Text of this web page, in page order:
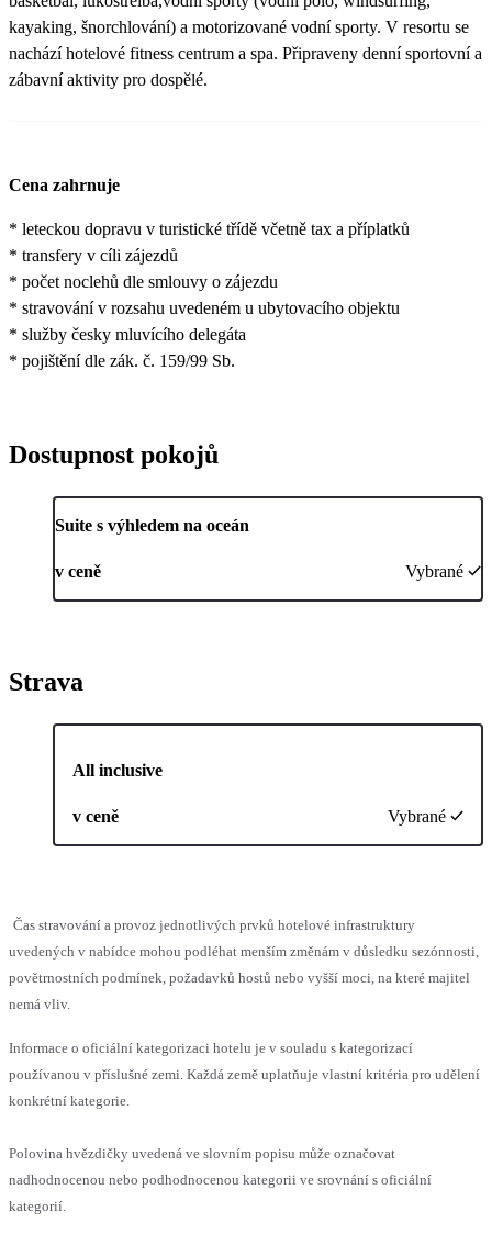
kayaking, šnorchlování) a motorizované vodní sporty. V resortu se
nachází hotelové fitness centrum a spa. Připraveny denní sportovní a
zábavní aktivity pro dospělé.
Cena zahrnuje
* leteckou dopravu v turistické třídě včetně tax a příplatků
* transfery v cíli zájezdů
* počet noclehů dle smlouvy o zájezdu
* stravování v rozsahu uvedeném u ubytovacího objektu
* služby česky mluvícího delegáta
* pojištění dle zák. č. 159/99 Sb.
Dostupnost pokojů
Suite s výhledem na oceán
v ceně Vybrané
Strava
All inclusive
v ceně Vybrané
Čas stravování a provoz jednotlivých prvků hotelové infrastruktury
uvedených v nabídce mohou podléhat menším změnám v důsledku sezónnosti,
povětrnostních podmínek, požadavků hostů nebo vyšší moci, na které majitel
nemá vliv.
Informace o oficiální kategorizaci hotelu je v souladu s kategorizací
používanou v příslušné zemi. Každá země uplatňuje vlastní kritéria pro udělení
konkrétní kategorie.
Polovina hvězdičky uvedená ve slovním popisu může označovat
nadhodnocenou nebo podhodnocenou kategorii ve srovnání s oficiální
kategorií.